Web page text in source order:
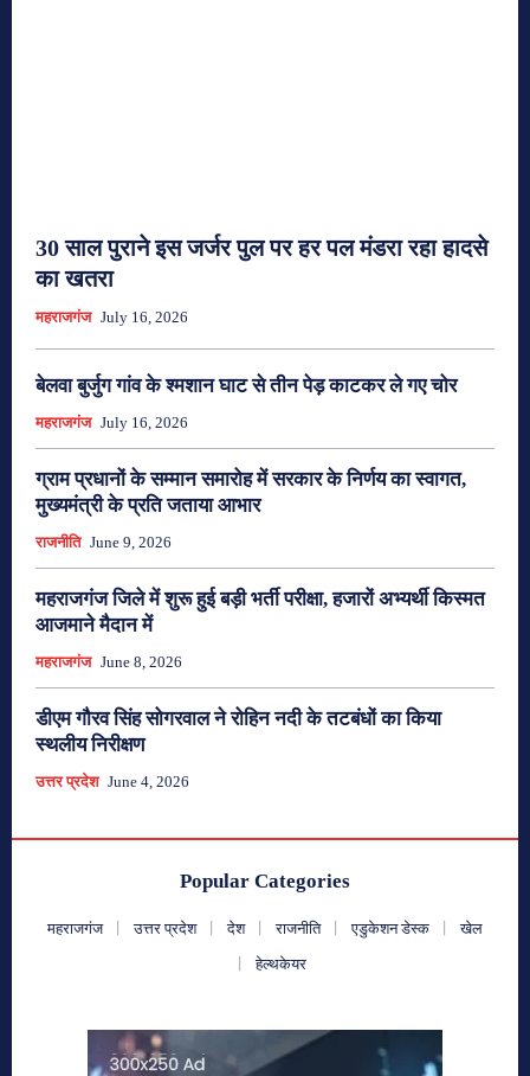
30 साल पुराने इस जर्जर पुल पर हर पल मंडरा रहा हादसे
का खतरा
महराजगंज July 16, 2026
बेलवा बुर्जुग गांव के श्मशान घाट से तीन पेड़ काटकर ले गए चोर
महराजगंज July 16, 2026
ग्राम प्रधानों के सम्मान समारोह में सरकार के निर्णय का स्वागत,
मुख्यमंत्री के प्रति जताया आभार
राजनीति June 9, 2026
महराजगंज जिले में शुरू हुई बड़ी भर्ती परीक्षा, हजारों अभ्यर्थी किस्मत
आजमाने मैदान में
महराजगंज June 8, 2026
डीएम गौरव सिंह सोगरवाल ने रोहिन नदी के तटबंधों का किया
स्थलीय निरीक्षण
उत्तर प्रदेश June 4, 2026
Popular Categories
महराजगंज उत्तर प्रदेश देश राजनीति एडुकेशन डेस्क
खेल
हेल्थकेयर